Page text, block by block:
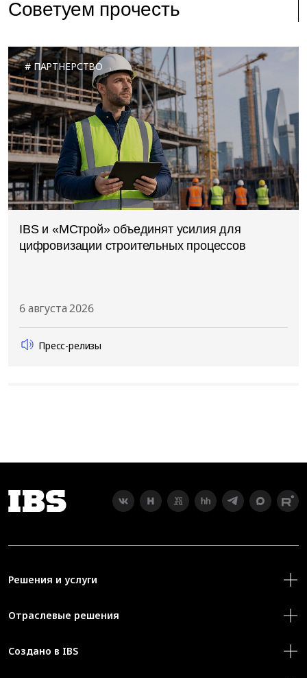
Советуем прочесть
ПАРТНЕРСТВО
IBS и «МСтрой» объединят усилия для
цифровизации строительных процессов
6 августа 2026
Пресс-релизы
Решения и услуги
Отраслевые решения
Создано в IBS